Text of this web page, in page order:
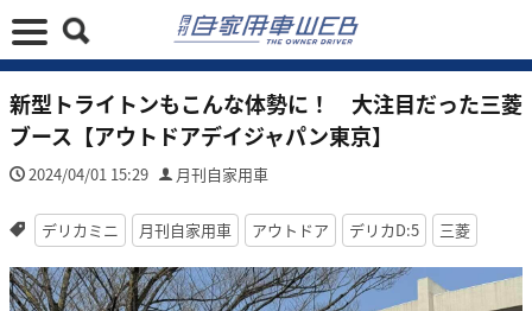
新型トライトンもこんな体勢に！ 大注目だった三菱
ブース【アウトドアデイジャパン東京】
2024/04/01 15:29 月刊自家用車
デリカミニ 月刊自家用車 アウトドア デリカD:5 三菱